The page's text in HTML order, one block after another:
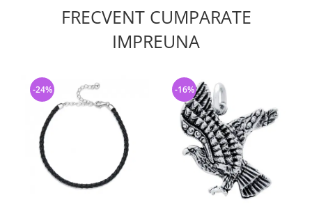
FRECVENT CUMPARATE
IMPREUNA
-24% -16%